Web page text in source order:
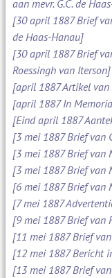
aan mevr. G.C. de
[30 april 1887 Brief
de Haas-Hanau]
[30 april 1887 Brief
Roessingh van Iterson]
[april 1887 Artikel
[april 1887 In
[Eind april 1887
[3 mei 1887 Brief van
[3 mei 1887 Brief van
[3 mei 1887 Brief van
[6 mei 1887 Brief van
[7 mei 1887
[9 mei 1887 Brief van
[11 mei 1887 Brief
[12 mei 1887 Bericht
[13 mei 1887 Brief